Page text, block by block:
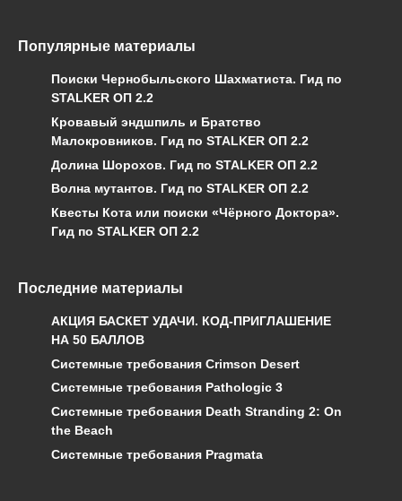
Популярные материалы
Поиски Чернобыльского Шахматиста. Гид по
STALKER ОП 2.2
Кровавый эндшпиль и Братство
Малокровников. Гид по STALKER ОП 2.2
Долина Шорохов. Гид по STALKER ОП 2.2
Волна мутантов. Гид по STALKER ОП 2.2
Квесты Кота или поиски «Чёрного Доктора».
Гид по STALKER ОП 2.2
Последние материалы
АКЦИЯ БАСКЕТ УДАЧИ. КОД-ПРИГЛАШЕНИЕ
НА 50 БАЛЛОВ
Системные требования Crimson Desert
Системные требования Pathologic 3
Системные требования Death Stranding 2: On
the Beach
Системные требования Pragmata